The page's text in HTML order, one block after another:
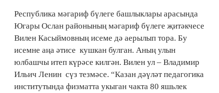
Республика мәгариф бүлеге башлыклары арасында
Югары Ослан районының мәгариф бү­ле­ге җитәкчесе
Вилен Касый­мовның исеме дә аерылып тора. Бу
исемне аңа әтисе кушкан булган. Аның улын
юлбашчы итеп күрәсе килгән. Вилен ул – Владимир
Ильич Ленин сүз тезмәсе. “Казан дәүләт педагогика
институтында физматта укыган чакта 80 яшьлек